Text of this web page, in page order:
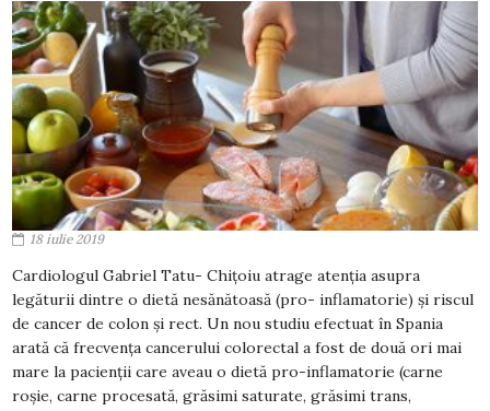
18 iulie 2019
Cardiologul Gabriel Tatu- Chițoiu atrage atenția asupra
legăturii dintre o dietă nesănătoasă (pro- inflamatorie) și riscul
de cancer de colon și rect. Un nou studiu efectuat în Spania
arată că frecvența cancerului colorectal a fost de două ori mai
mare la pacienții care aveau o dietă pro-inflamatorie (carne
roșie, carne procesată, grăsimi saturate, grăsimi trans,